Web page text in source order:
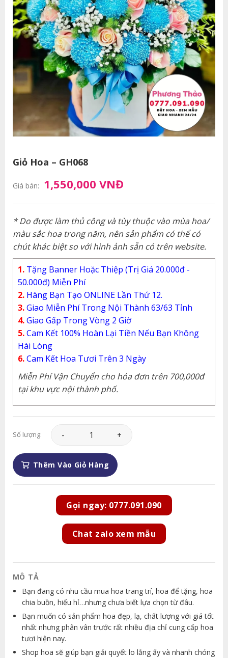
Giỏ Hoa – GH068
Giá bán: 1,550,000 VNĐ
* Do được làm thủ công và tùy thuộc vào mùa hoa/
màu sắc hoa trong năm, nên sản phẩm có thể có
chút khác biệt so với hình ảnh sẵn có trên website.
1. Tặng Banner Hoặc Thiệp (Trị Giá 20.000đ -
50.000đ) Miễn Phí
2. Hàng Bạn Tạo ONLINE Lần Thứ 12.
3.Giao Miễn Phí Trong Nội Thành 63/63 Tỉnh
4.Giao Gấp Trong Vòng 2 Giờ
5.Cam Kết 100% Hoàn Lại Tiền Nếu Bạn Không
Hài Lòng
6.Cam Kết Hoa Tươi Trên 3 Ngày
Miễn Phí Vận Chuyển cho hóa đơn trên 700,000đ
tại khu vực nội thành phố.
Số lượng: Giỏ Hoa - GH068 số lượng
Thêm Vào Giỏ Hàng
Gọi ngay: 0777.091.090
Chat zalo xem mẫu
MÔ TẢ
Bạn đang có nhu cầu mua hoa trang trí, hoa để tặng, hoa
chia buồn, hiếu hỉ…nhưng chưa biết lựa chọn từ đâu.
Bạn muốn có sản phẩm hoa đẹp, lạ, chất lượng với giá tốt
nhất nhưng phân vân trước rất nhiều địa chỉ cung cấp hoa
tươi hiện nay.
Shop hoa sẽ giúp bạn giải quyết lo lắng ấy và nhanh chóng